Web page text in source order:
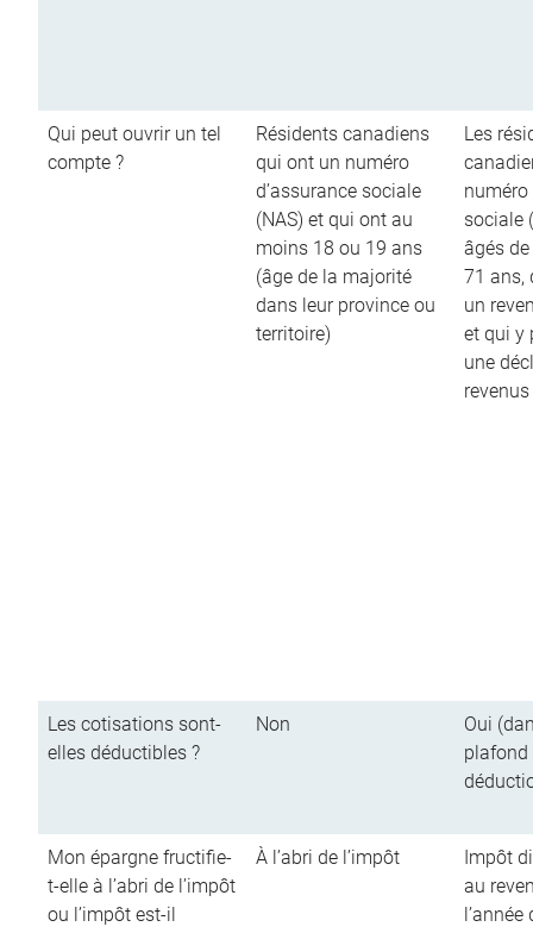
Qui peut ouvrir un tel
compte ?
Résidents canadiens
qui ont un numéro
d’assurance sociale
(NAS) et qui ont au
moins 18 ou 19 ans
(âge de la majorité
dans leur province ou
territoire)
Les
numéro
sociale
âgés
71 ans,
un
et qui y
une
revenus
Les cotisations sont-
elles déductibles ?
Non
Oui
plafond
Mon épargne fructifie-
t-elle à l’abri de l’impôt
ou l’impôt est-il
À l’abri de l’impôt
Impôt
au